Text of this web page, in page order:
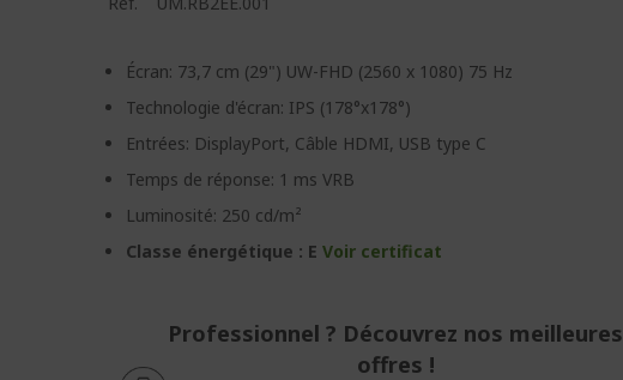
Écran: 73,7 cm (29") UW-FHD (2560 x 1080) 75 Hz
Technologie d'écran: IPS (178°x178°)
Entrées: DisplayPort, Câble HDMI, USB type C
Temps de réponse: 1 ms VRB
Luminosité: 250 cd/m²
Classe énergétique : EVoir certificat
Professionnel ? Découvrez nos meilleures
offres !